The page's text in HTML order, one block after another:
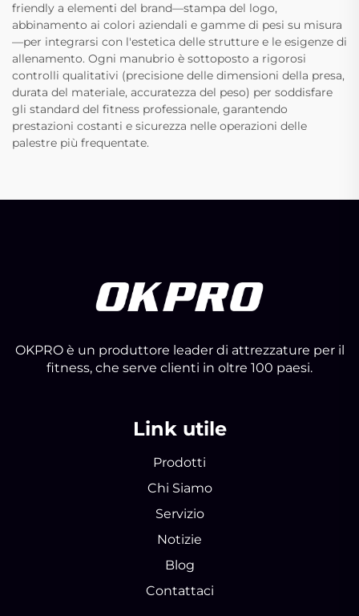
friendly a elementi del brand—stampa del logo,
abbinamento ai colori aziendali e gamme di pesi su misura
—per integrarsi con l'estetica delle strutture e le esigenze di
allenamento. Ogni manubrio è sottoposto a rigorosi
controlli qualitativi (precisione delle dimensioni della presa,
durata del materiale, accuratezza del peso) per soddisfare
gli standard del fitness professionale, garantendo
prestazioni costanti e sicurezza nelle operazioni delle
palestre più frequentate.
OKPRO è un produttore leader di attrezzature per il
fitness, che serve clienti in oltre 100 paesi.
Link utile
Prodotti
Chi Siamo
Servizio
Notizie
Blog
Contattaci